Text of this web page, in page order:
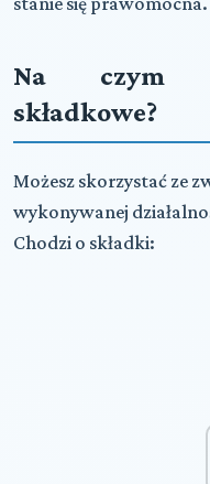
Na czym
składkowe?
Możesz skorzystać ze
wykonywanej
Chodzi o składki: